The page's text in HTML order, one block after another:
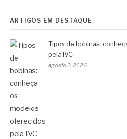
ARTIGOS EM DESTAQUE
Tipos de bobinas:
pela IVC
agosto 3, 2026